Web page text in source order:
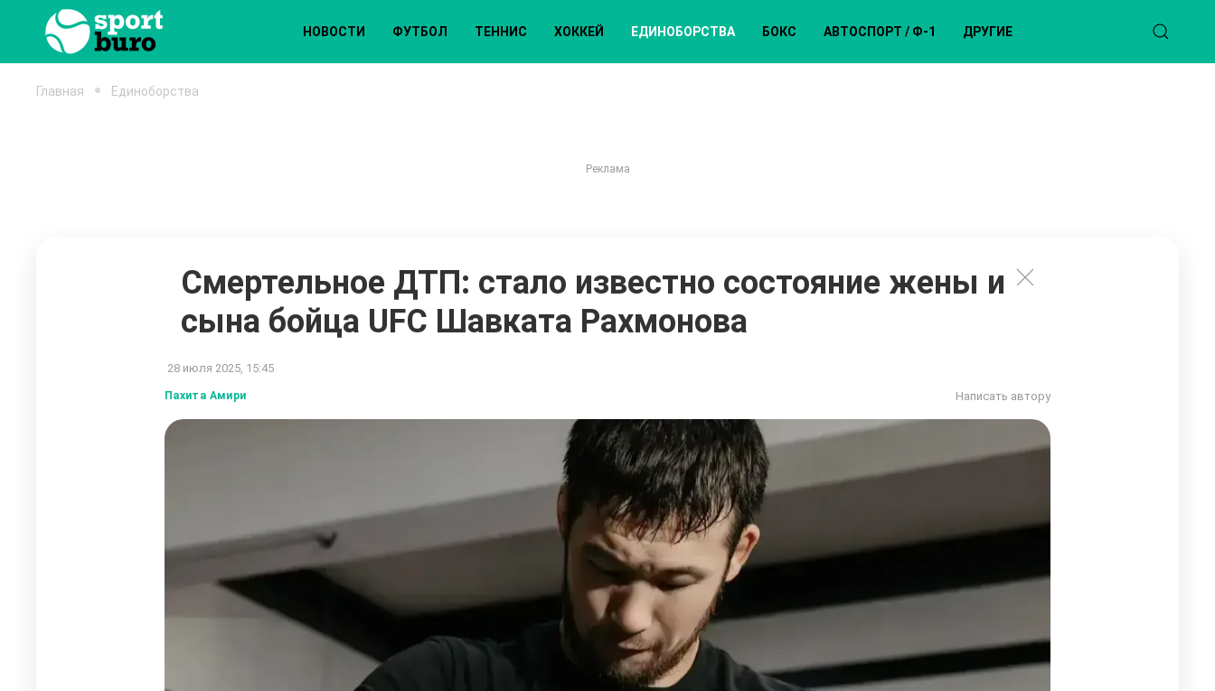
НОВОСТИ ФУТБОЛ ТЕННИС ХОККЕЙ ЕДИНОБОРСТВА БОКС АВТОСПОРТ / Ф-1 ДРУГИЕ
Главная Единоборства
Смертельное ДТП: стало известно состояние жены и
сына бойца UFC Шавката Рахмонова
28 июля 2025, 15:45
Пахита Амири Написать автору